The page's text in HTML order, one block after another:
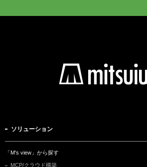
ソリューション
「M's view」から探す
MCP/クラウド構築